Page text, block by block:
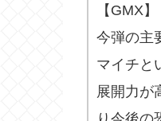
【GMX】
今弾の主
マイチと
展開力が